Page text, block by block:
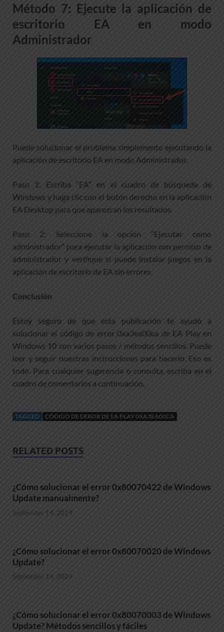
Método 7: Ejecute la aplicación de
escritorio EA en modo
Administrador
Puede solucionar el problema simplemente ejecutando la
aplicación de escritorio EA en modo Administrador.
Paso 1: Escriba “EA” en el cuadro de búsqueda de
Windows y haga clic con el botón derecho en la aplicación
EA Desktop para que aparezcan los resultados.
Paso 2: Seleccione la opción “Ejecutar como
administrador” para ejecutar la aplicación con permiso de
administrador y verifique si puede instalar juegos en la
aplicación de escritorio de EA sin errores.
Conclusión
Estoy seguro de que esta publicación te ayudó a
solucionar el código de error 0xa3ea00ca de EA Play en
Windows 10 con varios pasos / métodos sencillos. Puede
leer y seguir nuestras instrucciones para hacerlo. Eso es
todo. Para cualquier sugerencia o consulta, escriba en el
cuadro de comentarios a continuación.
TAGGED CÓDIGO DE ERROR DE EA PLAY 0XA3EA00CA
RELATED POSTS
¿Cómo solucionar el error 0x80070422 de Windows
Update manualmente?
September 14, 2024
¿Cómo solucionar el error 0x80070020 de Windows
Update?
September 14, 2024
¿Cómo solucionar el error 0x80070003 de Windows
Update? Métodos sencillos y fáciles